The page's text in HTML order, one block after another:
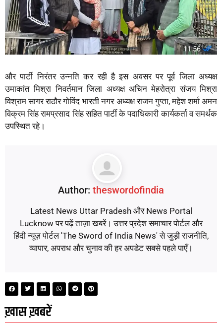
और पार्टी निरंतर उन्नति कर रही है इस अवसर पर पूर्व जिला अध्यक्ष
उमाकांत मिश्रा निवर्तमान जिला अध्यक्ष अचिन मेहरोत्रा संजय मिश्रा
विश्राम सागर राठौर गोविंद भारती नगर अध्यक्ष राजन गुप्ता, महेश शर्मा अमन
विक्रम सिंह रामप्रसाद सिंह सहित पार्टी के पदाधिकारी कार्यकर्ता व समर्थक
उपस्थित रहे।
Author: theswordofindia
Latest News Uttar Pradesh और News Portal
Lucknow पर पढ़ें ताज़ा खबरें। उत्तर प्रदेश समाचार पोर्टल और
हिंदी न्यूज़ पोर्टल 'The Sword of India News' से जुड़ी राजनीति,
व्यापार, अपराध और चुनाव की हर अपडेट सबसे पहले पाएँ।
ख़ास ख़बरें